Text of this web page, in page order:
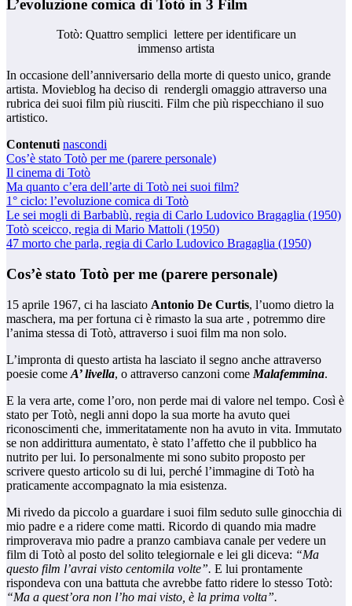
L’evoluzione comica di Totò in 3 Film
Totò: Quattro semplici lettere per identificare un
immenso artista
In occasione dell’anniversario della morte di questo unico, grande
artista. Movieblog ha deciso di rendergli omaggio attraverso una
rubrica dei suoi film più riusciti. Film che più rispecchiano il suo
artistico.
Contenuti nascondi
Cos’è stato Totò per me (parere personale)
Il cinema di Totò
Ma quanto c’era dell’arte di Totò nei suoi film?
1° ciclo: l’evoluzione comica di Totò
Le sei mogli di Barbablù, regia di Carlo Ludovico Bragaglia (1950)
Totò sceicco, regia di Mario Mattoli (1950)
47 morto che parla, regia di Carlo Ludovico Bragaglia (1950)
Cos’è stato Totò per me (parere personale)
15 aprile 1967, ci ha lasciato Antonio De Curtis, l’uomo dietro la
maschera, ma per fortuna ci è rimasto la sua arte , potremmo dire
l’anima stessa di Totò, attraverso i suoi film ma non solo.
L’impronta di questo artista ha lasciato il segno anche attraverso
poesie come A’ livella, o attraverso canzoni come Malafemmina.
E la vera arte, come l’oro, non perde mai di valore nel tempo. Così è
stato per Totò, negli anni dopo la sua morte ha avuto quei
riconoscimenti che, immeritatamente non ha avuto in vita. Immutato
se non addirittura aumentato, è stato l’affetto che il pubblico ha
nutrito per lui. Io personalmente mi sono subito proposto per
scrivere questo articolo su di lui, perché l’immagine di Totò ha
praticamente accompagnato la mia esistenza.
Mi rivedo da piccolo a guardare i suoi film seduto sulle ginocchia di
mio padre e a ridere come matti. Ricordo di quando mia madre
rimproverava mio padre a pranzo cambiava canale per vedere un
film di Totò al posto del solito telegiornale e lei gli diceva: “Ma
questo film l’avrai visto centomila volte”. E lui prontamente
rispondeva con una battuta che avrebbe fatto ridere lo stesso Totò:
“Ma a quest’ora non l’ho mai visto, è la prima volta”.